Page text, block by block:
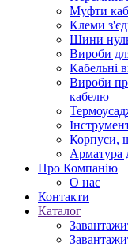
Муфти
Клеми
Шини
Вироби
Кабельні
Вироби
кабелю
Корпуси,
Арматура
Про Компанію
О нас
Контакти
Каталог